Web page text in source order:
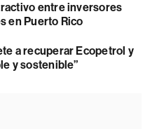
entre inversores
en Puerto Rico
a recuperar Ecopetrol y
y sostenible”